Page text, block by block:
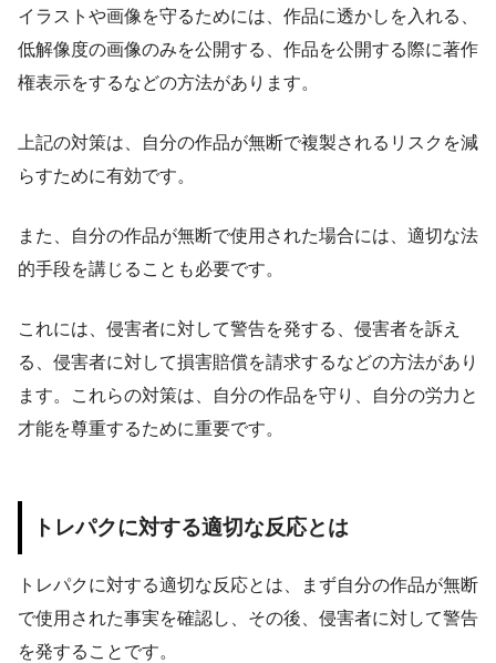
イラストや画像を守るためには、作品に透かしを入れる、
低解像度の画像のみを公開する、作品を公開する際に著作
権表示をするなどの方法があります。
上記の対策は、自分の作品が無断で複製されるリスクを減
らすために有効です。
また、自分の作品が無断で使用された場合には、適切な法
的手段を講じることも必要です。
これには、侵害者に対して警告を発する、侵害者を訴え
る、侵害者に対して損害賠償を請求するなどの方法があり
ます。これらの対策は、自分の作品を守り、自分の労力と
才能を尊重するために重要です。
トレパクに対する適切な反応とは
トレパクに対する適切な反応とは、まず自分の作品が無断
で使用された事実を確認し、その後、侵害者に対して警告
を発することです。